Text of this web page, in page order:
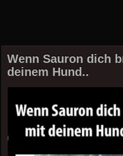
Wenn Sauron dich
deinem Hund..